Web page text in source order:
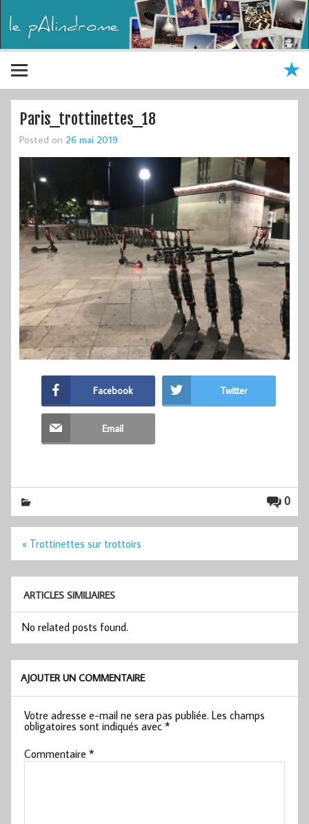
Paris_trottinettes_18
Posted on 26 mai 2019
Facebook Twitter
Email
0
Navigation
« Trottinettes sur trottoirs
ARTICLES SIMILIAIRES
No related posts found.
AJOUTER UN COMMENTAIRE
Votre adresse e-mail ne sera pas publiée. Les champs
obligatoires sont indiqués avec*
Commentaire*